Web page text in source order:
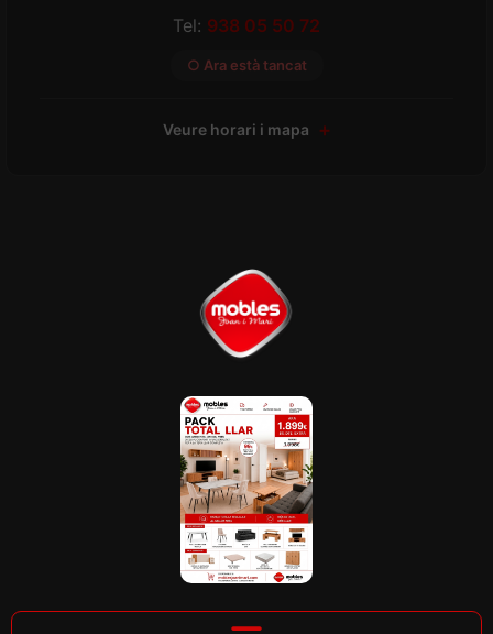
Tel: 938 05 50 72
○ Ara està tancat
Veure horari i mapa